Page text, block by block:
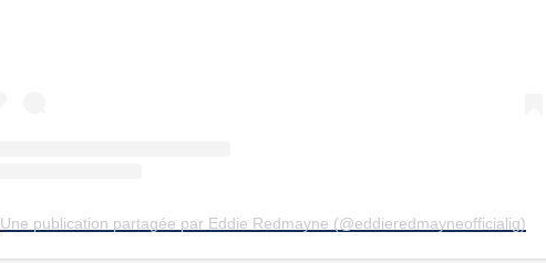
Une publication partagée par Eddie Redmayne (@eddieredmayneofficialig)